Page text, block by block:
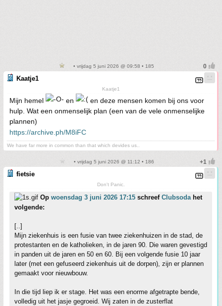
• vrijdag 5 juni 2026 @ 09:58 • 185
Kaatje1
Kaatje1
Mijn hemel en
en deze mensen komen bij ons voor
hulp. Wat een onmenselijk plan (een van de vele onmenselijke
plannen)
https://archive.ph/M8iFC
We have far more in common than that which devides us..
• vrijdag 5 juni 2026 @ 11:12 • 186
fietsie
Don't Panic.
Op woensdag 3 juni 2026 17:15 schreef Clubsodahet
volgende:
[..]
Mijn ziekenhuis is een fusie van twee ziekenhuizen in de stad, de
protestanten en de katholieken, in de jaren 90. Die waren gevestigd
in panden uit de jaren en 50 en 60. Bij een volgende fusie 10 jaar
later (met een gefuseerd ziekenhuis uit de dorpen), zijn er plannen
gemaakt voor nieuwbouw.
In die tijd liep ik er stage. Het was een enorme afgetrapte bende,
volledig uit het jasje gegroeid. Wij zaten in de zusterflat